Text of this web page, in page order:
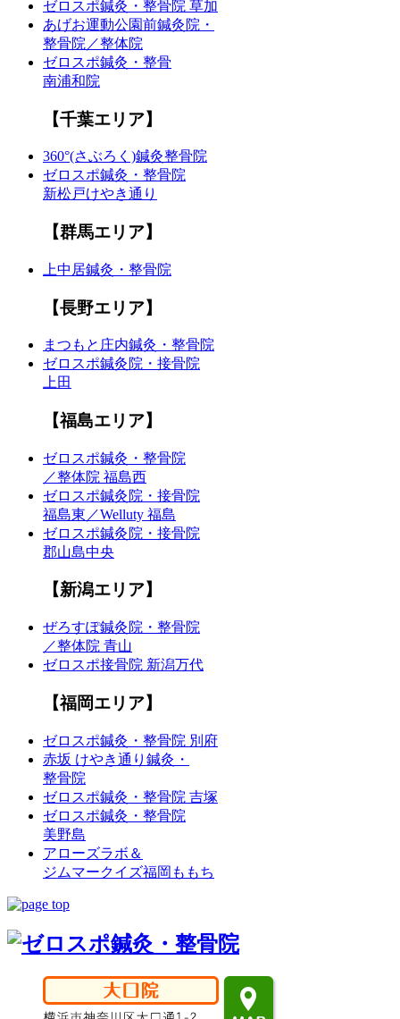
ゼロスポ鍼灸・整骨院 草加
あげお運動公園前鍼灸院・
整骨院／整体院
ゼロスポ鍼灸・整骨
南浦和院
【千葉エリア】
360°(さぶろく)鍼灸整骨院
ゼロスポ鍼灸・整骨院
新松戸けやき通り
【群馬エリア】
上中居鍼灸・整骨院
【長野エリア】
まつもと庄内鍼灸・整骨院
ゼロスポ鍼灸院・接骨院
上田
【福島エリア】
ゼロスポ鍼灸・整骨院
／整体院 福島西
ゼロスポ鍼灸院・接骨院
福島東／Welluty 福島
ゼロスポ鍼灸院・接骨院
郡山島中央
【新潟エリア】
ぜろすぽ鍼灸院・整骨院
／整体院 青山
ゼロスポ接骨院 新潟万代
【福岡エリア】
ゼロスポ鍼灸・整骨院 別府
赤坂 けやき通り鍼灸・
整骨院
ゼロスポ鍼灸・整骨院 吉塚
ゼロスポ鍼灸・整骨院
美野島
アローズラボ＆
ジムマークイズ福岡ももち